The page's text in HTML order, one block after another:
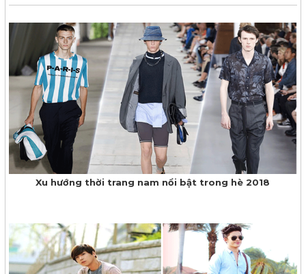
Xu hướng thời trang nam nổi bật trong hè 2018